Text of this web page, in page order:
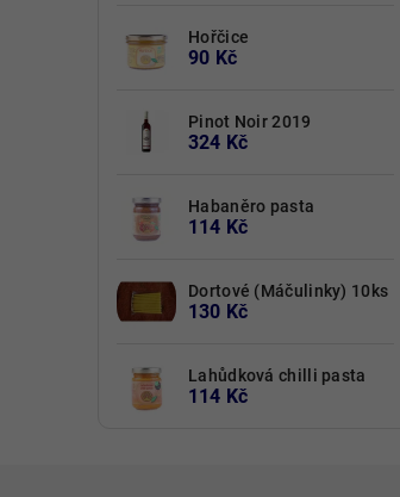
Hořčice
90 Kč
Pinot Noir 2019
324 Kč
Habaněro pasta
114 Kč
Dortové (Máčulinky) 10ks
130 Kč
Lahůdková chilli pasta
114 Kč